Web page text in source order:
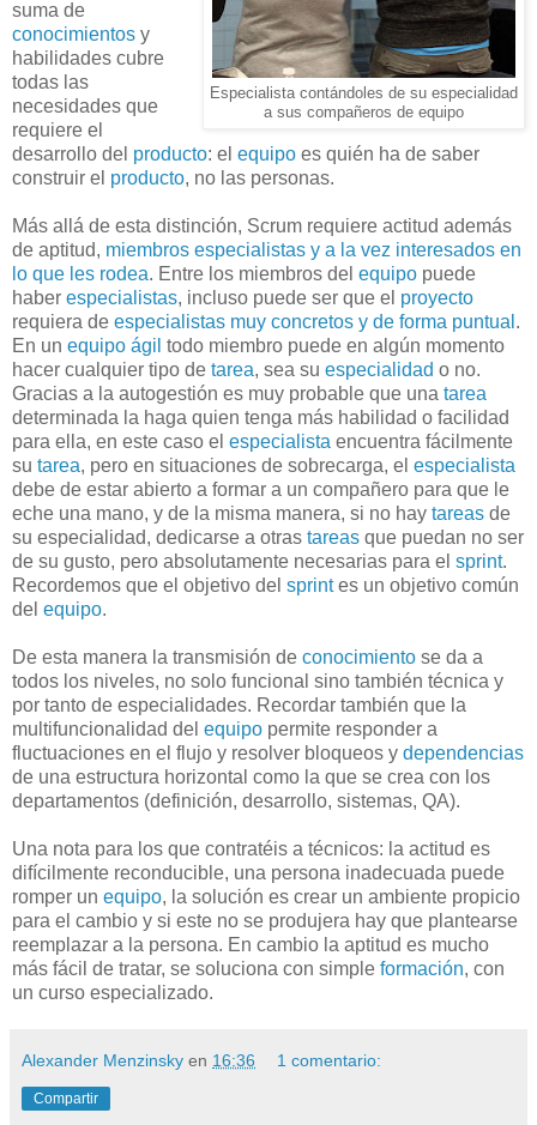
Especialista contándoles de su especialidad
a sus compañeros de equipo
suma de
conocimientos y
habilidades cubre
todas las
necesidades que
requiere el
desarrollo del producto: el equipo es quién ha de saber
construir el producto, no las personas.
Más allá de esta distinción, Scrum requiere actitud además
de aptitud, miembros especialistas y a la vez interesados en
lo que les rodea. Entre los miembros del equipo puede
haber especialistas, incluso puede ser que el proyecto
requiera de especialistas muy concretos y de forma puntual .
En un equipo ágil todo miembro puede en algún momento
hacer cualquier tipo de tarea, sea su especialidad o no.
Gracias a la autogestión es muy probable que una tarea
determinada la haga quien tenga más habilidad o facilidad
para ella, en este caso el especialista encuentra fácilmente
su tarea, pero en situaciones de sobrecarga, el especialista
debe de estar abierto a formar a un compañero para que le
eche una mano, y de la misma manera, si no hay tareas de
su especialidad, dedicarse a otras tareas que puedan no ser
de su gusto, pero absolutamente necesarias para el sprint.
Recordemos que el objetivo del sprintes un objetivo común
del equipo.
De esta manera la transmisión de conocimiento se da a
todos los niveles, no solo funcional sino también técnica y
por tanto de especialidades. Recordar también que la
multifuncionalidad del equipo permite responder a
fluctuaciones en el flujo y resolver bloqueos y dependencias
de una estructura horizontal como la que se crea con los
departamentos (definición, desarrollo, sistemas, QA).
Una nota para los que contratéis a técnicos: la actitud es
difícilmente reconducible, una persona inadecuada puede
romper un equipo, la solución es crear un ambiente propicio
para el cambio y si este no se produjera hay que plantearse
reemplazar a la persona. En cambio la aptitud es mucho
más fácil de tratar, se soluciona con simple formación, con
un curso especializado.
Alexander Menzinsky en 16:36 1 comentario:
Compartir